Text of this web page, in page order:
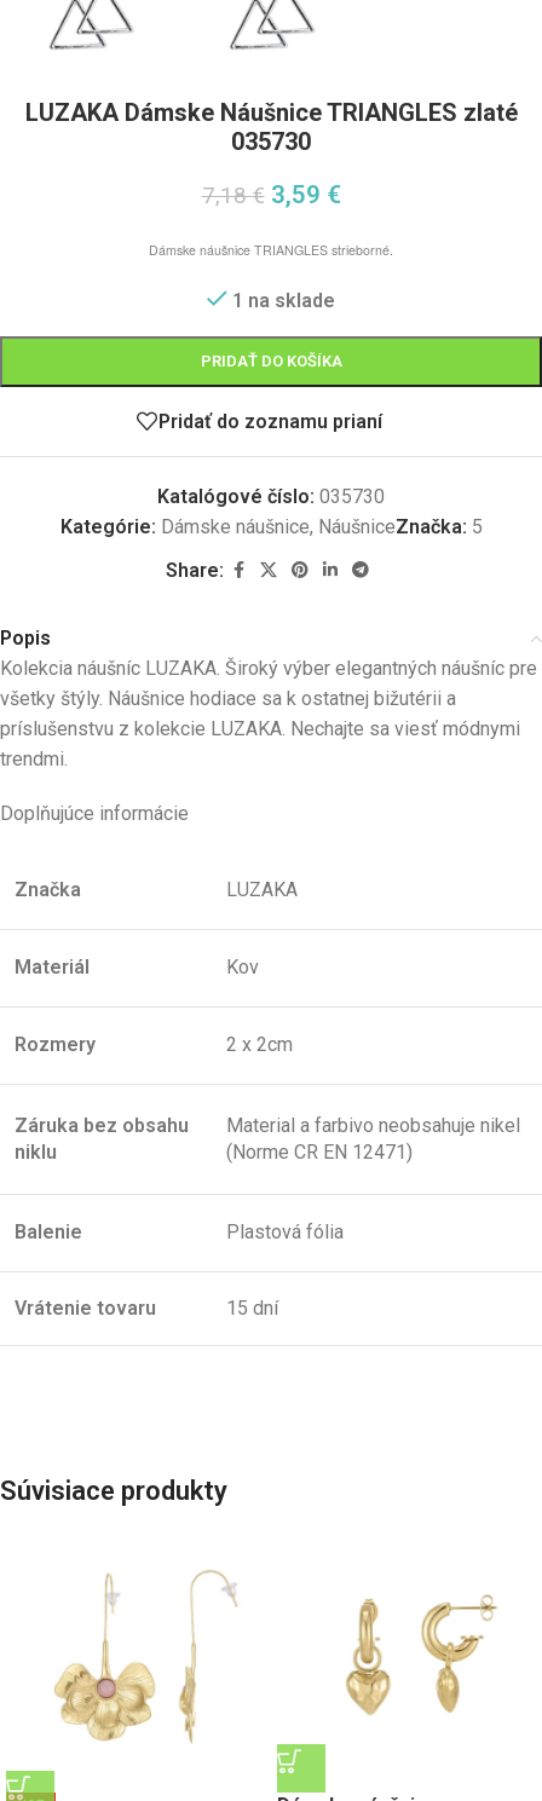
LUZAKA Dámske Náušnice TRIANGLES zlaté
035730
7,18€ 3,59 €
Dámske náušnice TRIANGLES strieborné.
1 na sklade
PRIDAŤ DO KOŠÍKA
Pridať do zoznamu prianí
Katalógové číslo: 035730
Kategórie: Dámske náušnice, NáušniceZnačka: 5
Share:
Popis
Kolekcia náušníc LUZAKA. Široký výber elegantných náušníc pre
všetky štýly. Náušnice hodiace sa k ostatnej bižutérii a
príslušenstvu z kolekcie LUZAKA. Nechajte sa viesť módnymi
trendmi.
Doplňujúce informácie
Značka LUZAKA
Materiál Kov
Rozmery 2 x 2cm
Záruka bez obsahu
niklu
Material a farbivo neobsahuje nikel
(Norme CR EN 12471)
Balenie Plastová fólia
Vrátenie tovaru 15 dní
Súvisiace produkty